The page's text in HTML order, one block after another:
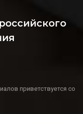
приветствуется со